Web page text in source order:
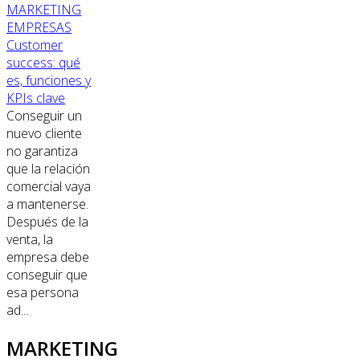
MARKETING
EMPRESAS
Customer
success: qué
es, funciones y
KPIs clave
Conseguir un
nuevo cliente
no garantiza
que la relación
comercial vaya
a mantenerse.
Después de la
venta, la
empresa debe
conseguir que
esa persona
ad...
MARKETING